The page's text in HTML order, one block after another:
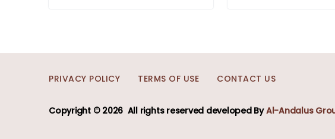
PRIVACY POLICY TERMS OF USE CONTACT US
Copyright © 2026 All rights reserved developedByAl-Andalus